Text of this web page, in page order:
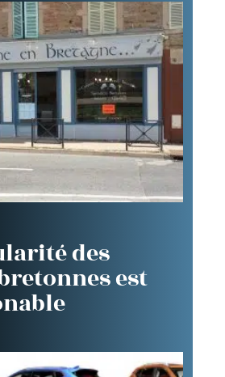
des
est